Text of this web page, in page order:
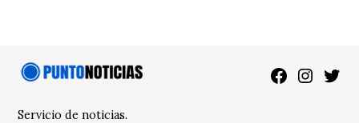
Facebook
Servicio de noticias.